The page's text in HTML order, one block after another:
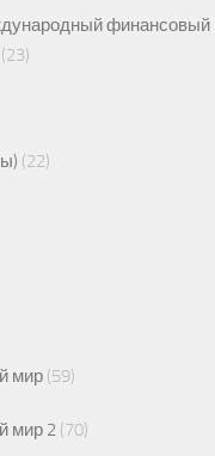
финансовый
(23)
(22)
мир (59)
мир 2 (70)